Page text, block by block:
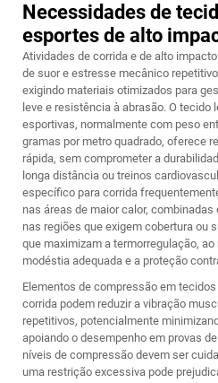
Necessidades de
esportes de alto
Atividades de corrida e de alto
de suor e estresse mecânico
exigindo materiais otimizados para
leve e resistência à abrasão. O tecido
esportivas, normalmente com peso
gramas por metro quadrado, oferece
rápida, sem comprometer a
longa distância ou treinos
específico para corrida
nas áreas de maior calor,
nas regiões que exigem cobertura ou
que maximizam a termorregulação,
modéstia adequada e a proteção
Elementos de compressão em
corrida podem reduzir a vibração
repetitivos, potencialmente
apoiando o desempenho em provas
níveis de compressão devem ser
uma restrição excessiva pode